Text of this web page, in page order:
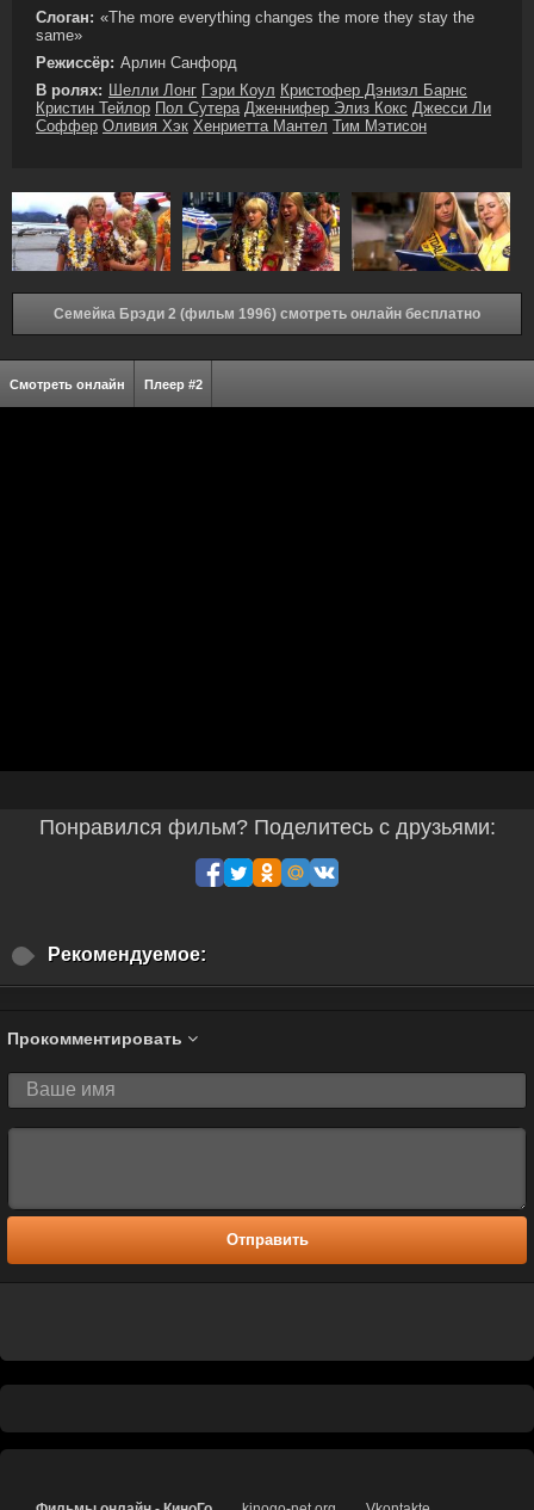
Слоган: «The more everything changes the more they stay the
same»
Режиссёр: Арлин Санфорд
В ролях:
Шелли Лонг Гэри Коул Кристофер Дэниэл Барнс
Кристин Тейлор Пол Сутера Дженнифер Элиз Кокс Джесси Ли
Соффер Оливия Хэк Хенриетта Мантел Тим Мэтисон
Семейка Брэди 2 (фильм 1996) смотреть онлайн бесплатно
Смотреть онлайн Плеер #2
Понравился фильм? Поделитесь с друзьями:
Рекомендуемое:
Прокомментировать
Отправить